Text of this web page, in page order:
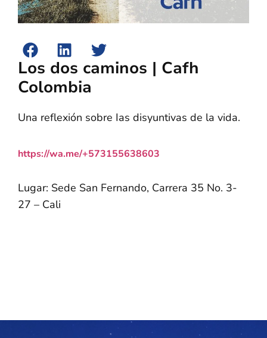
Los dos caminos | Cafh
Colombia
Una reflexión sobre Ias disyuntivas de la vida.
https://wa.me/+573155638603
Lugar: Sede San Fernando, Carrera 35 No. 3-
27 – Cali